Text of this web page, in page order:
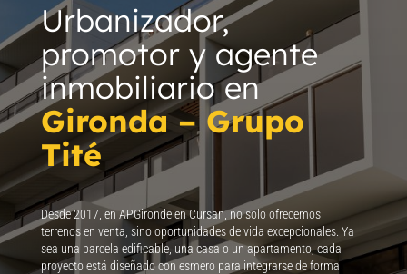
Urbanizador,
promotor y agente
inmobiliario en
Gironda – Grupo
Tité
Desde 2017, en APGironde en Cursan, no solo ofrecemos
terrenos en venta, sino oportunidades de vida excepcionales. Ya
sea una parcela edificable, una casa o un apartamento, cada
proyecto está diseñado con esmero para integrarse de forma